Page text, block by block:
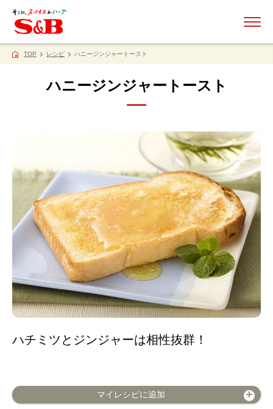
TOP レシピ ハニージンジャートースト
ハニージンジャートースト
ハチミツとジンジャーは相性抜群！
マイレシピに追加